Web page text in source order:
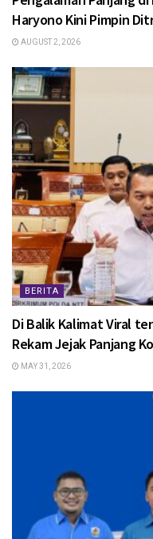
Haryono Kini Pimpin
AUGUST 2, 2026
BERITA
Di Balik Kalimat Viral
Rekam Jejak Panjang
MAY 31, 2026